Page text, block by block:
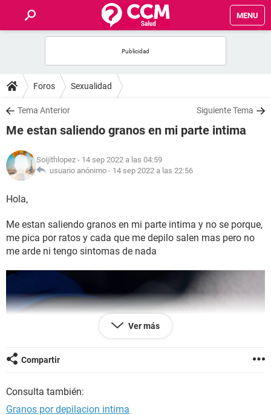
MENU
FOROS
SALUD
NUTRICIÓN
BIENESTAR
SEXUALIDAD
Foros Sexualidad
Tema Anterior Siguiente Tema
Me estan saliendo granos en mi parte intima
Soijithlopez - 14 sep 2022 a las 04:59
usuario anónimo - 14 sep 2022 a las 22:56
Hola,
Me estan saliendo granos en mi parte intima y no se porque,
me pica por ratos y cada que me depilo salen mas pero no
me arde ni tengo sintomas de nada
Ver más
Compartir
Consulta también:
Granos por depilacion intima